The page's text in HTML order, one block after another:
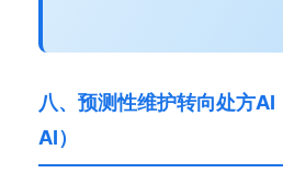
八、预测性维护转向处方
AI）